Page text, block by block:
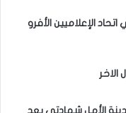
الإعلاميين الأفرو
الاخر
الأمل شهادتي بعد